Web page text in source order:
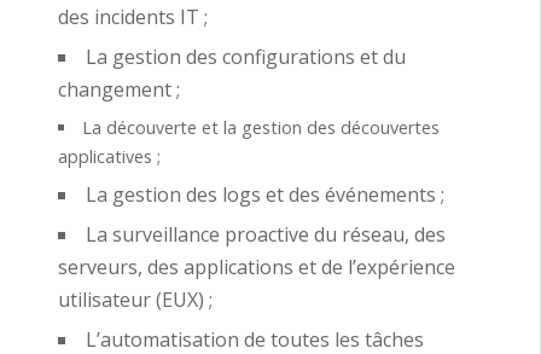
des incidents IT ;
La gestion des configurations et du
changement ;
La découverte et la gestion des découvertes
applicatives ;
La gestion des logs et des événements ;
La surveillance proactive du réseau, des
serveurs, des applications et de l’expérience
utilisateur (EUX) ;
L’automatisation de toutes les tâches